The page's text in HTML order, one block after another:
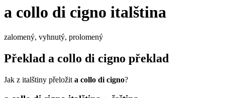
a collo di cigno italština
zalomený, vyhnutý, prolomený
Překlad a collo di cigno překlad
Jak z italštiny přeložit a collo di cigno?